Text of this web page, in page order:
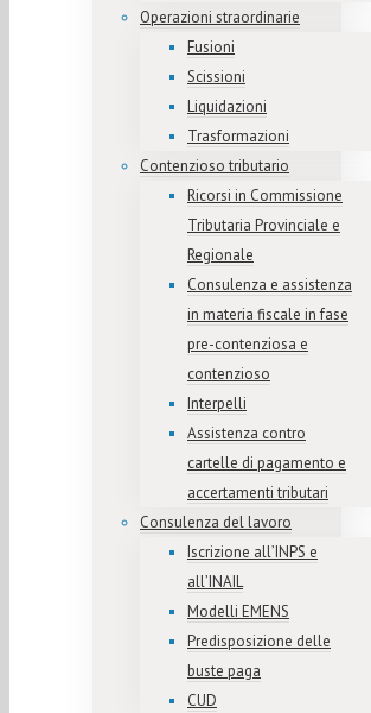
Operazioni straordinarie
Fusioni
Scissioni
Liquidazioni
Trasformazioni
Contenzioso tributario
Ricorsi in Commissione
Tributaria Provinciale e
Regionale
Consulenza e assistenza
in materia fiscale in fase
pre-contenziosa e
contenzioso
Interpelli
Assistenza contro
cartelle di pagamento e
accertamenti tributari
Consulenza del lavoro
Iscrizione all’INPS e
all’INAIL
Modelli EMENS
Predisposizione delle
buste paga
CUD